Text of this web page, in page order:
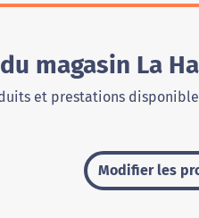
magasin La
et prestations
Modifier les